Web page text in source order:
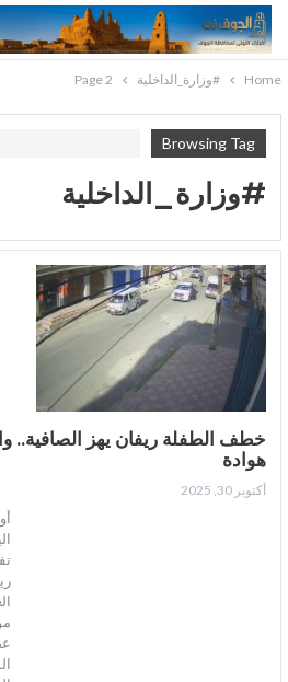
Home #وزارة_الداخلية Page 2
Browsing Tag
#وزارة_الداخلية
خطف الطفلة ريفان يهز الصافية..
هوادة
أكتوبر 30, 2025